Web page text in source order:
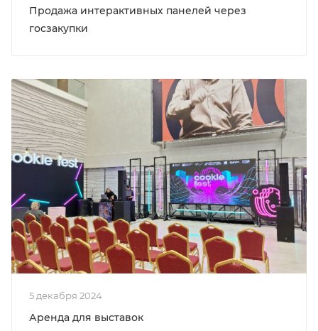
Продажа интерактивных панелей через
госзакупки
5 декабря 2024
Аренда для выставок